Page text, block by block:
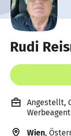
Rudi
Angestellt,
Wien,